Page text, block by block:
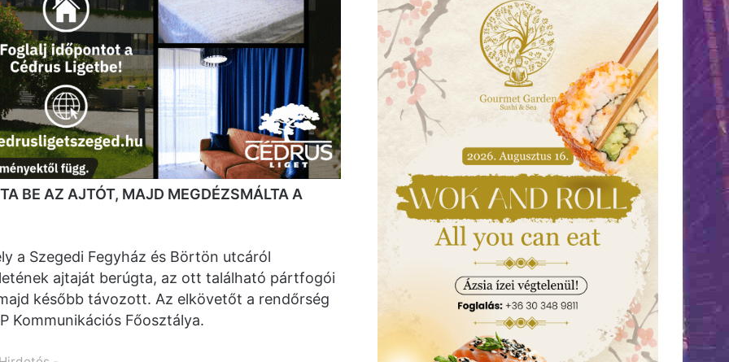
BE AZ AJTÓT, MAJD MEGDÉZSMÁLTA A
a Szegedi Fegyház és Börtön utcáról
ajtaját berúgta, az ott található pártfogói
később távozott. Az elkövetőt a rendőrség
Kommunikációs Főosztálya.